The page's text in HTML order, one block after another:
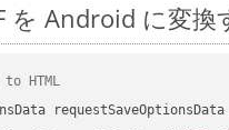
を Android に変
HTML